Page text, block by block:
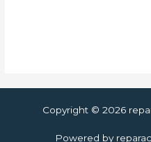
Copyright © 2026
Powered by